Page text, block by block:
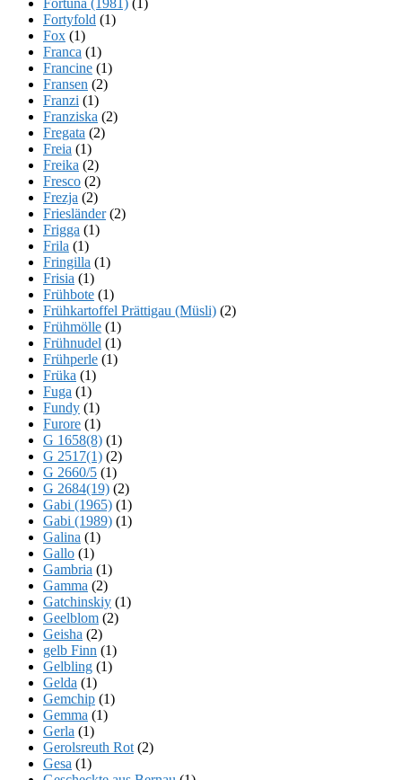
Fortyfold (1)
Fox (1)
Franca (1)
Francine (1)
Fransen (2)
Franzi (1)
Franziska (2)
Fregata (2)
Freia (1)
Freika (2)
Fresco (2)
Frezja (2)
Friesländer(2)
Frigga (1)
Frila (1)
Fringilla (1)
Frisia (1)
Frühbote (1)
Frühkartoffel Prättigau (Müsli) (2)
Frühmölle (1)
Frühnudel (1)
Frühperle (1)
Früka (1)
Fuga (1)
Fundy (1)
Furore (1)
G 1658(8) (1)
G 2517(1) (2)
G 2660/5 (1)
G 2684(19) (2)
Gabi (1965) (1)
Gabi (1989) (1)
Galina (1)
Gallo (1)
Gambria (1)
Gamma (2)
Gatchinskiy (1)
Geelblom (2)
Geisha (2)
gelb Finn (1)
Gelbling (1)
Gelda (1)
Gemchip (1)
Gemma (1)
Gerla (1)
Gerolsreuth Rot (2)
Gesa (1)